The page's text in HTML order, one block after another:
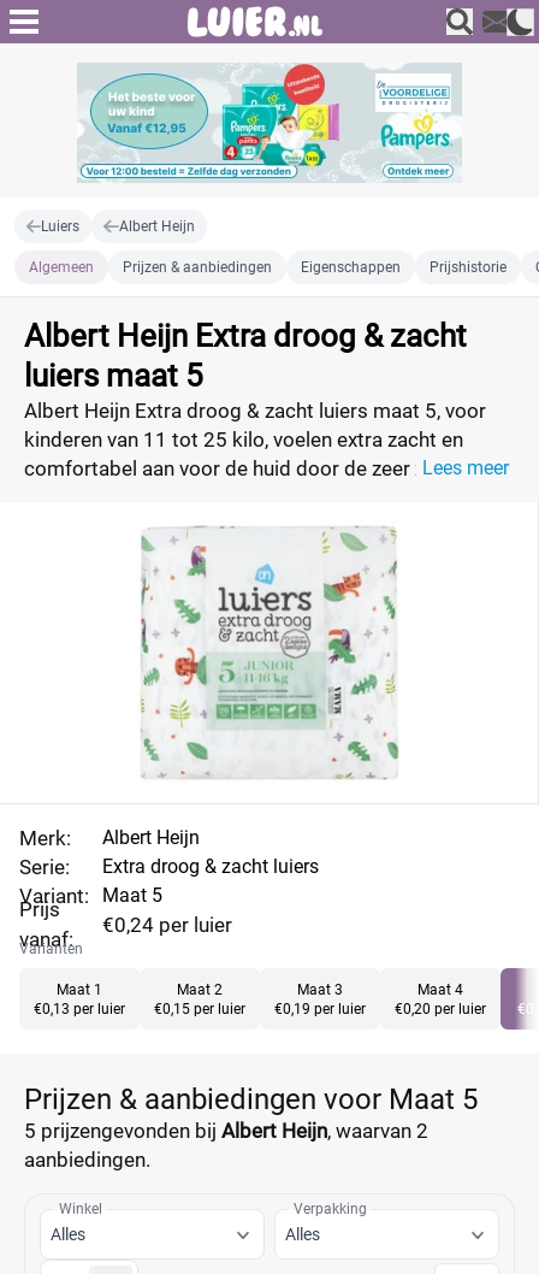
Luiers Albert Heijn
Algemeen Prijzen & aanbiedingen Eigenschappen Prijshistorie
Albert Heijn Extra droog & zacht
luiers maat 5
Albert Heijn Extra droog & zacht luiers maat 5, voor
kinderen van 11 tot 25 kilo, voelen extra zacht en
comfortabel aan voor de huid door de zeer zachte
voor langdurige droogheid dankzij de Magical Air
Channels technologie in de kern. Vergelijk
luieraanbiedingen van Albert Heijn maat 5 en bestel.
Lees meer
Merk:
Serie:
Variant:
Prijs
vanaf:
Albert Heijn
Extra droog & zacht luiers
Maat 5
€0,24 per luier
Varianten
Maat 1
€0,13 per luier
Maat 2
€0,15 per luier
Maat 3
€0,19 per luier
Maat 4
€0,20 per luier
Prijzen & aanbiedingen voor Maat 5
5 prijzengevonden bij Albert Heijn, waarvan 2
aanbiedingen.
Winkel
Alles
Verpakking
Alles